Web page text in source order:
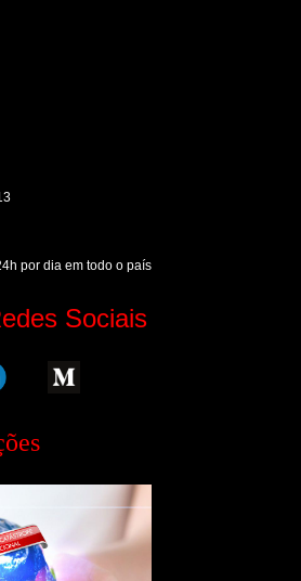
por dia em todo o país
Sociais